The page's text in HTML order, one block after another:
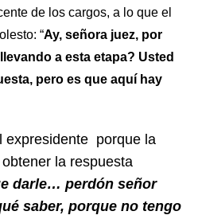
de los cargos, a lo que el
“Ay, señora juez, por
a esta etapa? Usted
pero es que aquí hay
expresidente porque la
la respuesta
darle… perdón señor
saber, porque no tengo